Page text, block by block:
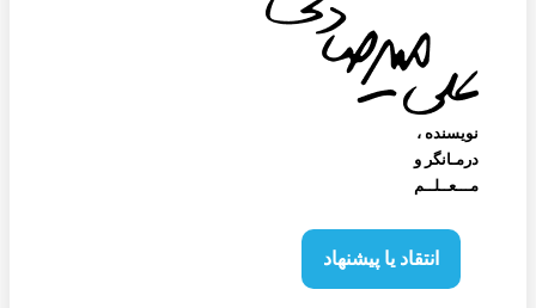
نویسنده‌ ،
درمـانگر و
مـــعــلــم
انتقاد یا پیشنهاد